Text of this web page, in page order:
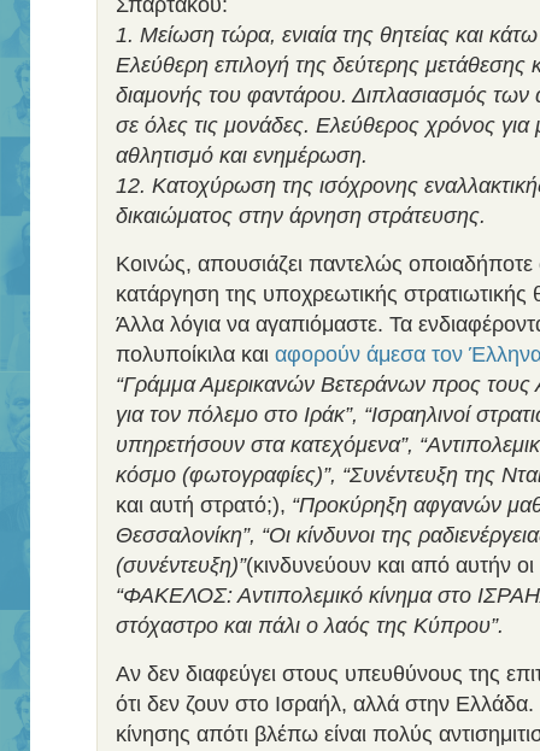
Σπάρτακου:
1. Μείωση τώρα, ενιαία της θητείας και
Ελεύθερη επιλογή της δεύτερης μετάθεσης
διαμονής του φαντάρου. Διπλασιασμός των
σε όλες τις μονάδες. Ελεύθερος χρόνος
αθλητισμό και ενημέρωση.
12. Κατοχύρωση της ισόχρονης
δικαιώματος στην άρνηση στράτευσης.
Κοινώς, απουσιάζει παντελώς
κατάργηση της υποχρεωτικής στρατιωτικής
Άλλα λόγια να αγαπιόμαστε. Τα
πολυποίκιλα και αφορούν άμεσα τον
“Γράμμα Αμερικανών Βετεράνων προς τους
για τον πόλεμο στο Ιράκ”, “Ισραηλινοί
υπηρετήσουν στα κατεχόμενα”,
κόσμο (φωτογραφίες)”, “Συνέντευξη της
και αυτή στρατό;), “Προκύρηξη αφγανών
Θεσσαλονίκη”, “Οι κίνδυνοι της
(συνέντευξη)”(κινδυνεύουν και από αυτήν
“ΦΑΚΕΛΟΣ: Αντιπολεμικό κίνημα στο
στόχαστρο και πάλι ο λαός της Κύπρου”.
Αν δεν διαφεύγει στους υπευθύνους της
ότι δεν ζουν στο Ισραήλ, αλλά στην Ελλάδα.
κίνησης απότι βλέπω είναι πολύς